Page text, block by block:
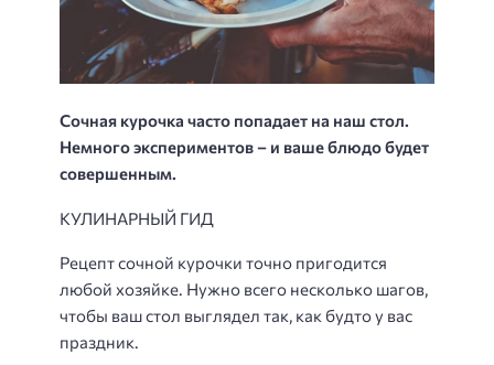
Сочная курочка часто попадает на наш стол.
Немного экспериментов – и ваше блюдо будет
совершенным.
КУЛИНАРНЫЙ ГИД
Рецепт сочной курочки точно пригодится
любой хозяйке. Нужно всего несколько шагов,
чтобы ваш стол выглядел так, как будто у вас
праздник.